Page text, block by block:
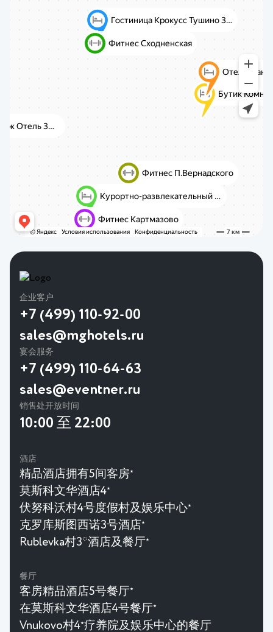
企业客户
+7 (499) 110-92-00
sales@mghotels.ru
宴会服务
+7 (499) 110-64-63
sales@eventner.ru
销售处开放时间
10:00 至 22:00
酒店
精品酒店拥有5间客房★
莫斯科文华酒店4★
伏努科沃村4号度假村及娱乐中心★
克罗库斯图西诺3号酒店 ★
Rublevka村3*酒店及餐厅★
餐厅
客房精品酒店5号餐厅★
在莫斯科文华酒店4号餐厅★
Vnukovo村4★疗养院及娱乐中心的餐厅